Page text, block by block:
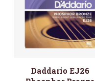
Daddario EJ26